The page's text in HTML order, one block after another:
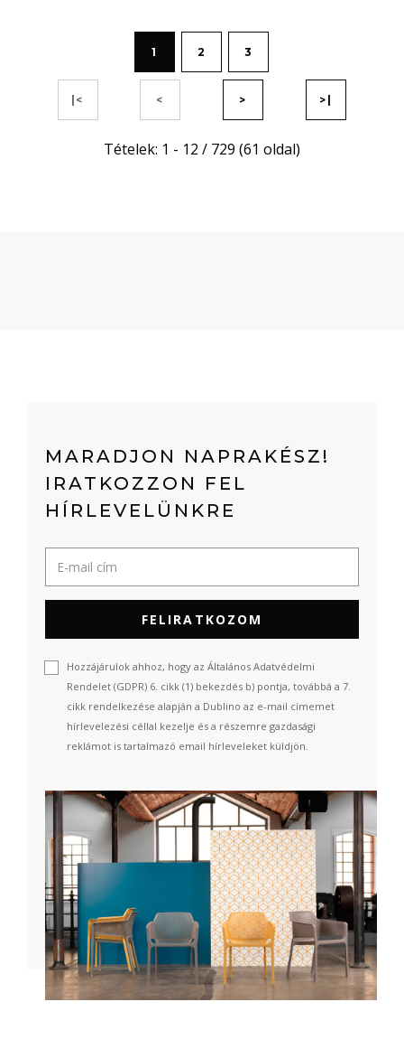
|< <
1 2 3
> >|
Tételek: 1 - 12 / 729 (61 oldal)
MARADJON NAPRAKÉSZ!
IRATKOZZON FEL
HÍRLEVELÜNKRE
FELIRATKOZOM
Hozzájárulok ahhoz, hogy az Általános Adatvédelmi
Rendelet (GDPR) 6. cikk (1) bekezdés b) pontja, továbbá a 7.
cikk rendelkezése alapján a Dublino az e-mail címemet
hírlevelezési céllal kezelje és a részemre gazdasági
reklámot is tartalmazó email hírleveleket küldjön.